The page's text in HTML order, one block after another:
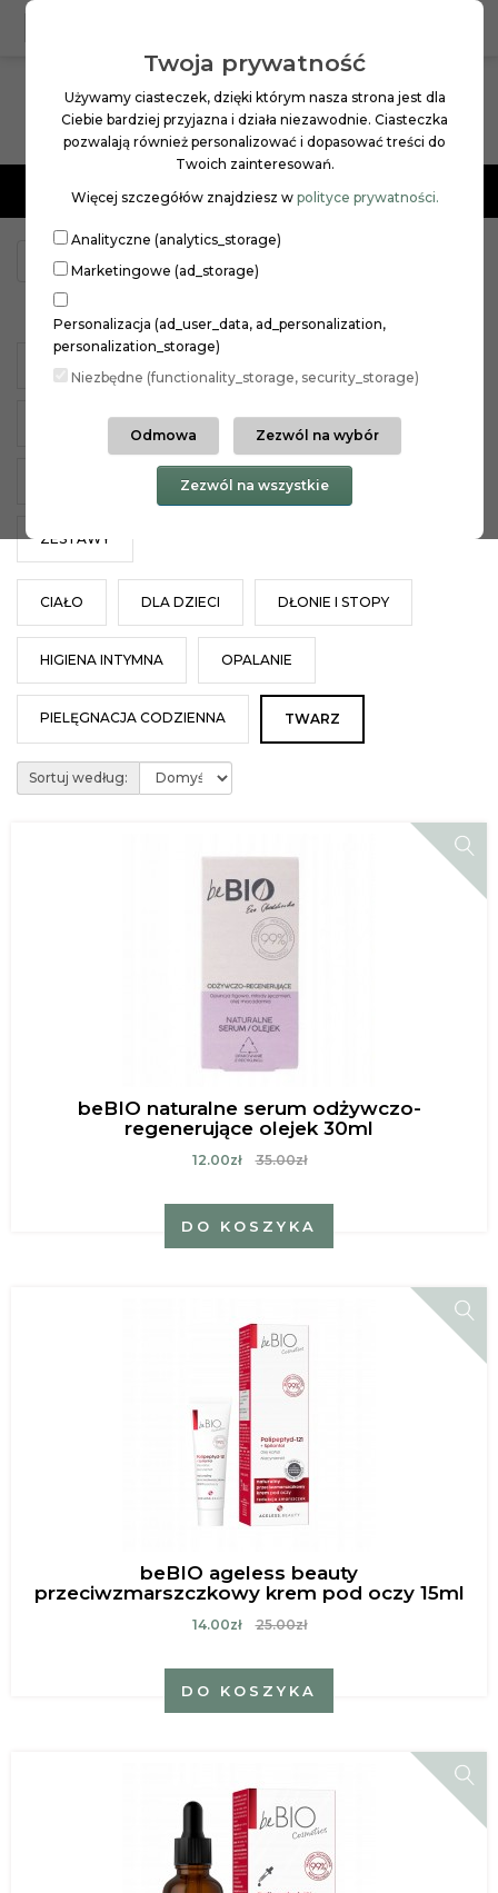
Twoja prywatność
Używamy ciasteczek, dzięki którym nasza strona jest dla
Ciebie bardziej przyjazna i działa niezawodnie. Ciasteczka
pozwalają również personalizować i dopasować treści do
Twoich zainteresowań.
Więcej szczegółów znajdziesz w polityce prywatności.
Analityczne (analytics_storage)
Marketingowe (ad_storage)
Personalizacja (ad_user_data, ad_personalization,
personalization_storage)
Niezbędne (functionality_storage, security_storage)
Odmowa Zezwól na wybór
Zezwól na wszystkie
Menu
TWARZ
KREMY NA DZIEŃ
KREMY POD OCZY MASECZKI
OCZYSZCZANIE I DEMAKIJAŻ SERUM
ZESTAWY
CIAŁO DLA DZIECI DŁONIE I STOPY
HIGIENA INTYMNA OPALANIE
PIELĘGNACJA CODZIENNA TWARZ
Sortuj według:
beBIO naturalne serum odżywczo-
regenerujące olejek 30ml
12.00zł 35.00zł
DO KOSZYKA
beBIO ageless beauty
przeciwzmarszczkowy krem pod oczy 15ml
14.00zł 25.00zł
DO KOSZYKA